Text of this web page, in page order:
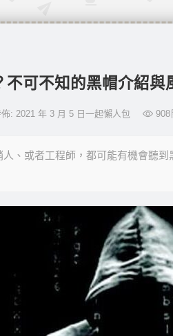
可不知的黑帽介紹與
佈: 2021 年 3 月 5 日一起懶人包 908
、或者工程師，都可能有機會聽